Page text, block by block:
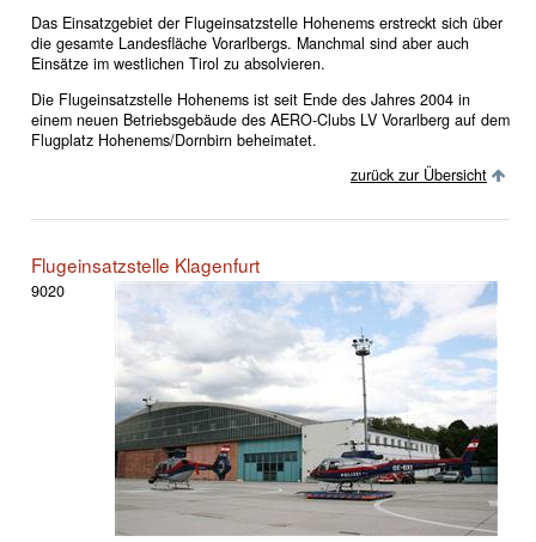
Das Einsatzgebiet der Flugeinsatzstelle Hohenems erstreckt sich über
die gesamte Landesfläche Vorarlbergs. Manchmal sind aber auch
Einsätze im westlichen Tirol zu absolvieren.
Die Flugeinsatzstelle Hohenems ist seit Ende des Jahres 2004 in
einem neuen Betriebsgebäude des AERO-Clubs LV Vorarlberg auf dem
Flugplatz Hohenems/Dornbirn beheimatet.
zurück zur Übersicht
Flugeinsatzstelle Klagenfurt
9020